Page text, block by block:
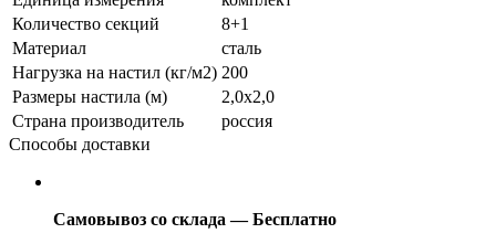
Количество секций
8+1
Материал
сталь
Нагрузка на настил (кг/м2) 200
Размеры настила (м)
2,0х2,0
Страна производитель
россия
Способы доставки
Самовывоз со склада — Бесплатно